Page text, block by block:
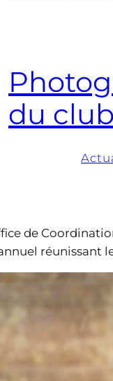
du
de
réunissant